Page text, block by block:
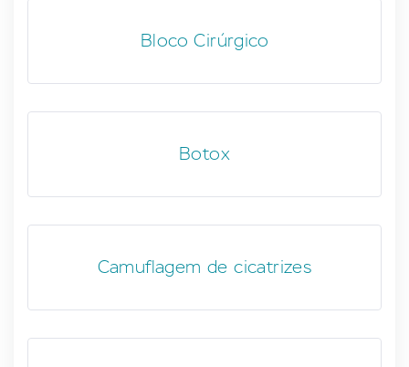
Bloco Cirúrgico
Botox
Camuflagem de cicatrizes